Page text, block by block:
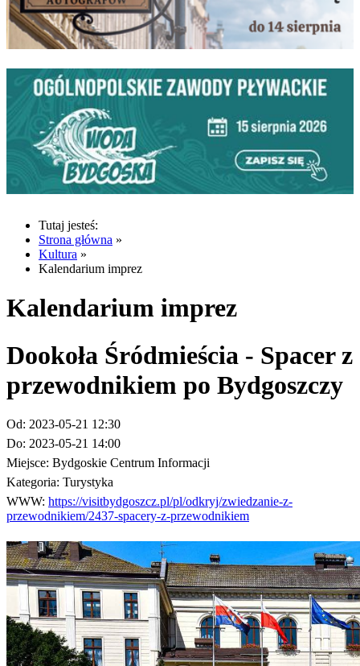
Tutaj jesteś:
Strona główna »
Kultura »
Kalendarium imprez
Kalendarium imprez
Dookoła Śródmieścia - Spacer z
przewodnikiem po Bydgoszczy
Od: 2023-05-21 12:30
Do: 2023-05-21 14:00
Miejsce: Bydgoskie Centrum Informacji
Kategoria: Turystyka
WWW: https://visitbydgoszcz.pl/pl/odkryj/zwiedzanie-z-
przewodnikiem/2437-spacery-z-przewodnikiem